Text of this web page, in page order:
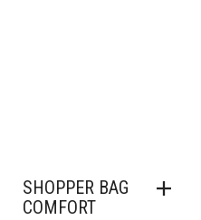
SHOPPER BAG
COMFORT